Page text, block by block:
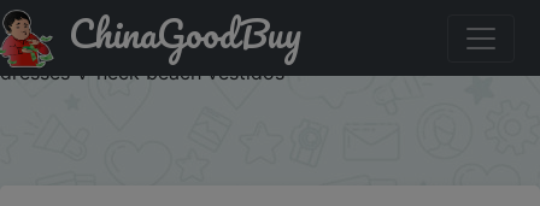
Акція на Simplee Sexy holiday print straps backless
summer party dress women High waist lace up split maxi
dresses V-neck beach vestidos
ChinaGoodBuy